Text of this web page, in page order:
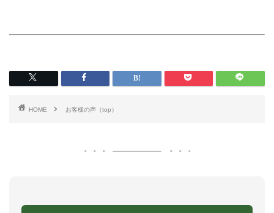
HOME お客様の声（top）